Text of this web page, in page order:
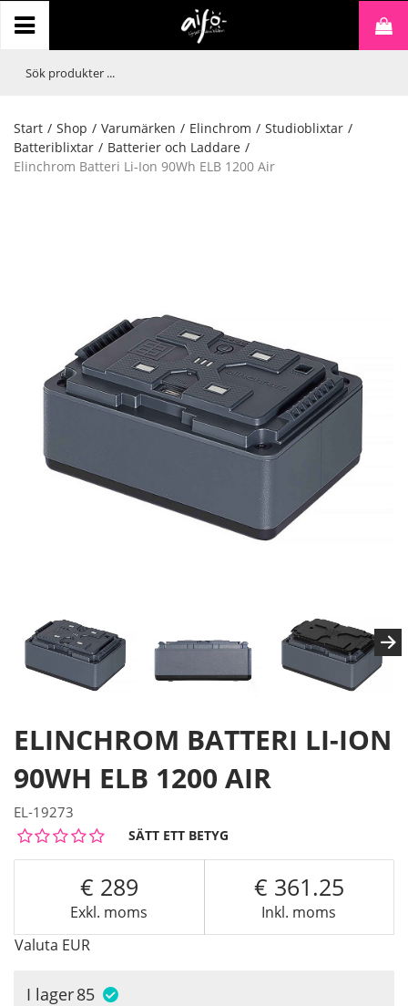
Start / Shop / Varumärken / Elinchrom / Studioblixtar /
Batteriblixtar / Batterier och Laddare /
Elinchrom Batteri Li-Ion 90Wh ELB 1200 Air
ELINCHROM BATTERI LI-ION
90WH ELB 1200 AIR
EL-19273
SÄTT ETT BETYG
Exkl. moms
289
Inkl. moms
361.25
Valuta EUR
I lager85